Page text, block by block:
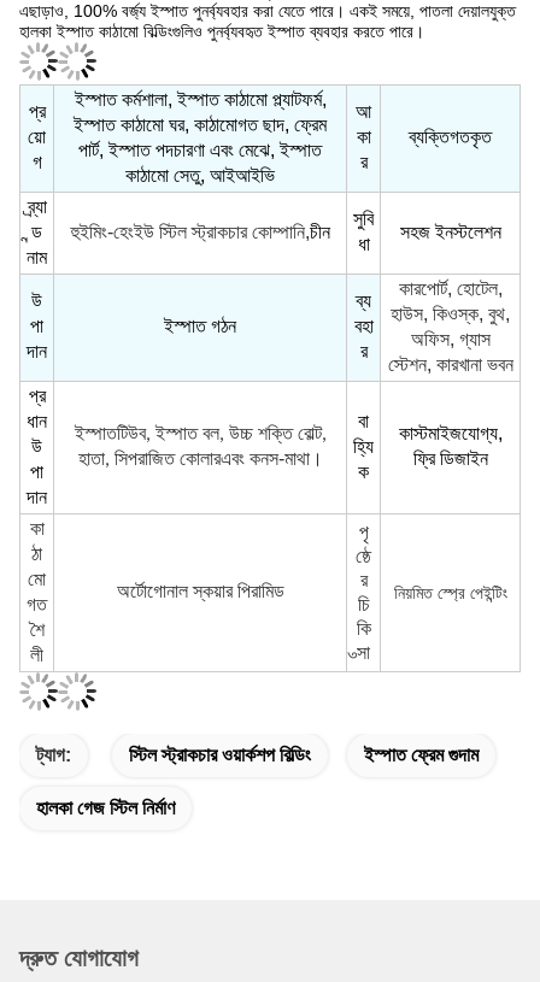
প্র
গ
ইস্পাত কর্মশালা, ইস্পাত কাঠামো প্ল্যাটফর্ম,
ইস্পাত কাঠামো ঘর, কাঠামোগত ছাদ, ফ্রেম
পার্ট, ইস্পাত পদচারণা এবং মেঝে, ইস্পাত
কাঠামো সেতু, আইআইভি
র
ব্র্যা
ন্ড
নাম
হুইমিং-হেংইউ স্টিল স্ট্রাকচার কোম্পানি,চীন সহজ ইনস্টলেশন
উ
দান
র
কারপোর্ট, হোটেল,
হাউস, কিওস্ক, বুথ,
অফিস, গ্যাস
স্টেশন, কারখানা ভবন
প্র
ধান
উ
পা
দান
বা
ক
কা
ঠা
মো
গত
শৈ
লী
ষ্ঠে
র
চি
কি
ত্সা
ট্যাগ:
হালকা গেজ স্টিল নির্মাণ
ঠিকানা